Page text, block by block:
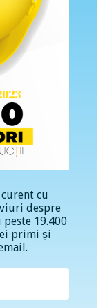
cu
despre
19.400
primi și